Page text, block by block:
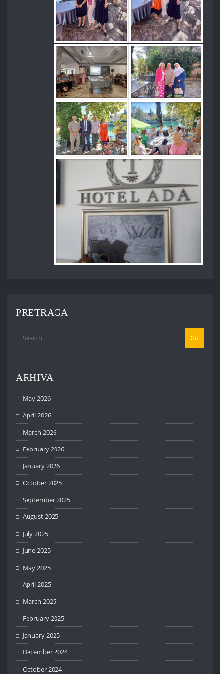
PRETRAGA
Go
ARHIVA
May 2026
April 2026
March 2026
February 2026
January 2026
October 2025
September 2025
August 2025
July 2025
June 2025
May 2025
April 2025
March 2025
February 2025
January 2025
December 2024
October 2024